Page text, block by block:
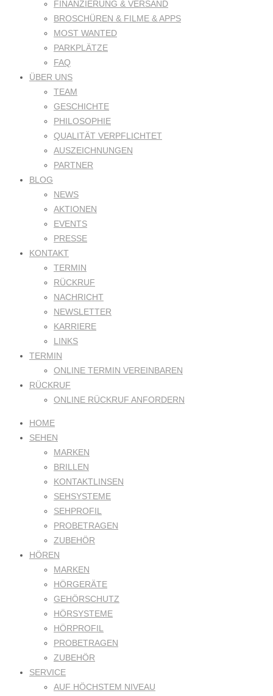
FINANZIERUNG & VERSAND
BROSCHÜREN & FILME & APPS
MOST WANTED
PARKPLÄTZE
FAQ
ÜBER UNS
TEAM
GESCHICHTE
PHILOSOPHIE
QUALITÄT VERPFLICHTET
AUSZEICHNUNGEN
PARTNER
BLOG
NEWS
AKTIONEN
EVENTS
PRESSE
KONTAKT
TERMIN
RÜCKRUF
NACHRICHT
NEWSLETTER
KARRIERE
LINKS
TERMIN
ONLINE TERMIN VEREINBAREN
RÜCKRUF
ONLINE RÜCKRUF ANFORDERN
HOME
SEHEN
MARKEN
BRILLEN
KONTAKTLINSEN
SEHSYSTEME
SEHPROFIL
PROBETRAGEN
ZUBEHÖR
HÖREN
MARKEN
HÖRGERÄTE
GEHÖRSCHUTZ
HÖRSYSTEME
HÖRPROFIL
PROBETRAGEN
ZUBEHÖR
SERVICE
AUF HÖCHSTEM NIVEAU